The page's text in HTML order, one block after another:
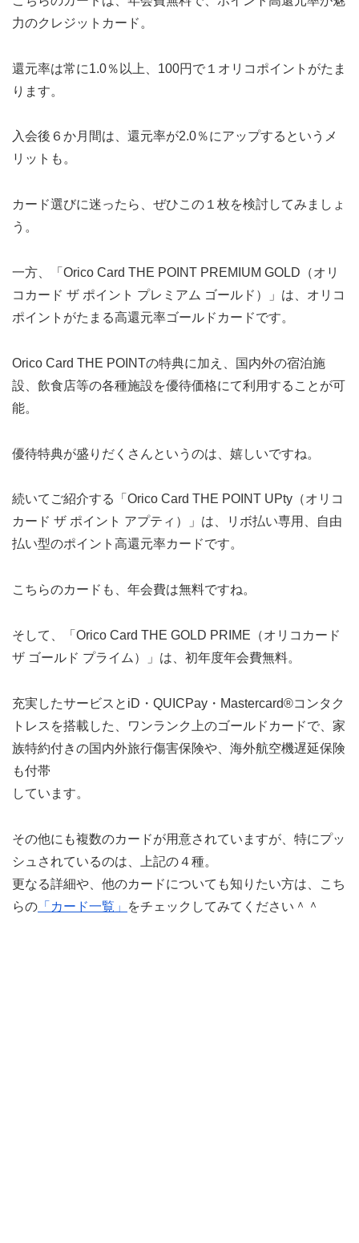
力のクレジットカード。
還元率は常に1.0％以上、100円で１オリコポイントがたま
ります。
入会後６か月間は、還元率が2.0％にアップするというメ
リットも。
カード選びに迷ったら、ぜひこの１枚を検討してみましょ
う。
一方、「Orico Card THE POINT PREMIUM GOLD（オリ
コカード ザ ポイント プレミアム ゴールド）」は、オリコ
ポイントがたまる高還元率ゴールドカードです。
Orico Card THE POINTの特典に加え、国内外の宿泊施
設、飲食店等の各種施設を優待価格にて利用することが可
能。
優待特典が盛りだくさんというのは、嬉しいですね。
続いてご紹介する「Orico Card THE POINT UPty（オリコ
カード ザ ポイント アプティ）」は、リボ払い専用、自由
払い型のポイント高還元率カードです。
こちらのカードも、年会費は無料ですね。
そして、「Orico Card THE GOLD PRIME（オリコカード
ザ ゴールド プライム）」は、初年度年会費無料。
充実したサービスとiD・QUICPay・Mastercard®コンタク
トレスを搭載した、ワンランク上のゴールドカードで、家
族特約付きの国内外旅行傷害保険や、海外航空機遅延保険
も付帯
しています。
その他にも複数のカードが用意されていますが、特にプッ
シュされているのは、上記の４種。
更なる詳細や、他のカードについても知りたい方は、こち
らの 「カード一覧」 をチェックしてみてください＾＾